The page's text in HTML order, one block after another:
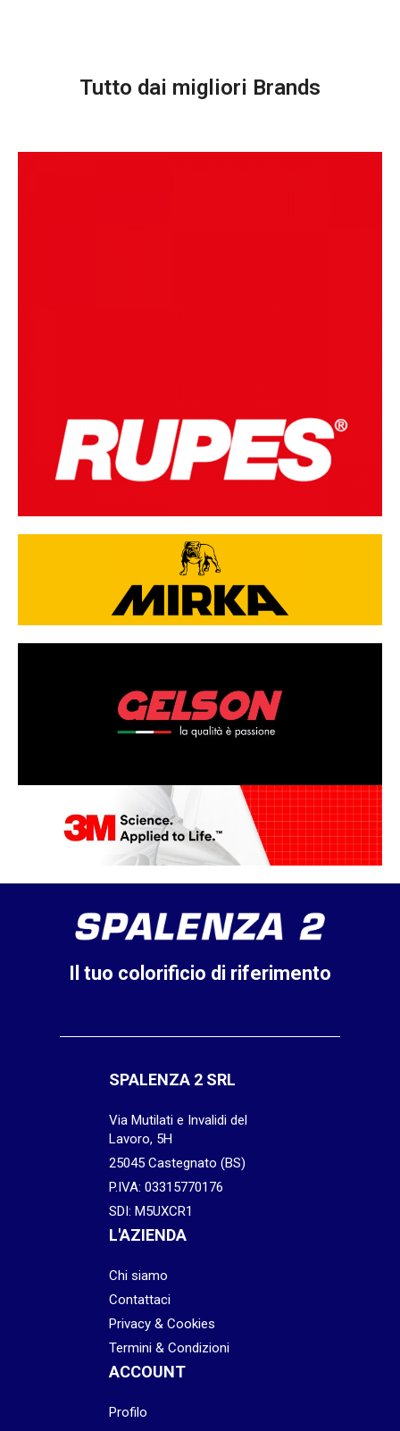
Tutto dai migliori Brands
Il tuo colorificio di riferimento
SPALENZA 2 SRL
Via Mutilati e Invalidi del
Lavoro, 5H
25045 Castegnato (BS)
P.IVA: 03315770176
SDI: M5UXCR1
L'AZIENDA
Chi siamo
Contattaci
Privacy & Cookies
Termini & Condizioni
ACCOUNT
Profilo